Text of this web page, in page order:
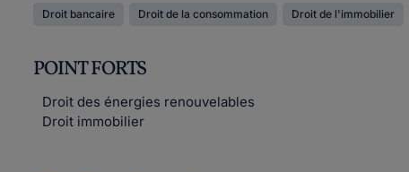
Droit bancaire Droit de la consommation Droit de l'immobilier
POINT FORTS
Droit des énergies renouvelables
Droit immobilier